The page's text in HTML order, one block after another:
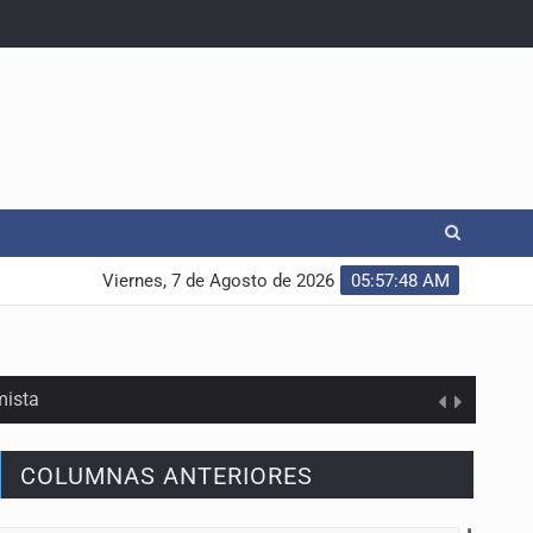
05:57:49 AM
Viernes, 7 de Agosto de 2026
COLUMNAS ANTERIORES